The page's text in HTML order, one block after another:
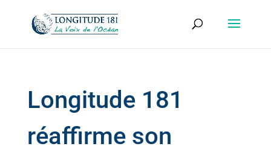
Longitude 181
réaffirme son